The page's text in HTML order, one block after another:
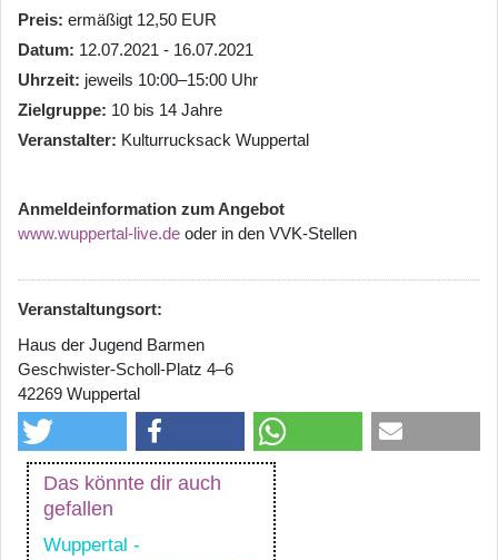
Preis ermäßigt 12,50 EUR
Datum 12.07.2021 - 16.07.2021
Uhrzeit jeweils 10:00–15:00 Uhr
Zielgruppe 10 bis 14 Jahre
Veranstalter Kulturrucksack Wuppertal
Anmeldeinformation zum Angebot
www.wuppertal-live.de oder in den VVK-Stellen
Veranstaltungsort:
Haus der Jugend Barmen
Geschwister-Scholl-Platz 4–6
42269 Wuppertal
Das könnte dir auch
gefallen
Wuppertal -